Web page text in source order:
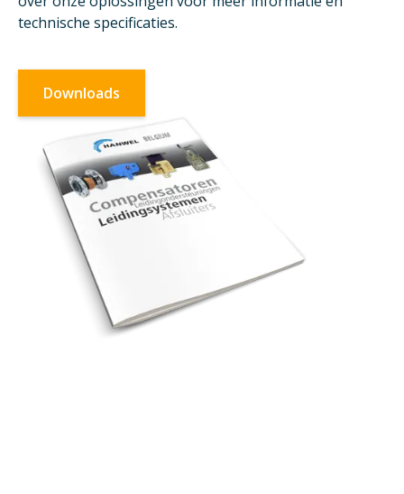
technische specificaties.
Downloads